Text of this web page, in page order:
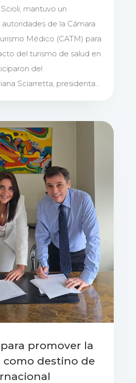
mantuvo un
de la Cámara
Médico (CATM) para
del turismo de salud en
del
Sciarretta, presidenta...
promover la
destino de